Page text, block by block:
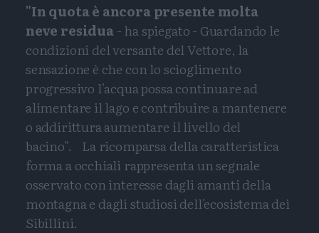
"In quota è ancora presente molta
neve residua - ha spiegato - Guardando le
condizioni del versante del Vettore, la
sensazione è che con lo scioglimento
progressivo l'acqua possa continuare ad
alimentare il lago e contribuire a mantenere
o addirittura aumentare il livello del
bacino". La ricomparsa della caratteristica
forma a occhiali rappresenta un segnale
osservato con interesse dagli amanti della
montagna e dagli studiosi dell'ecosistema dei
Sibillini.